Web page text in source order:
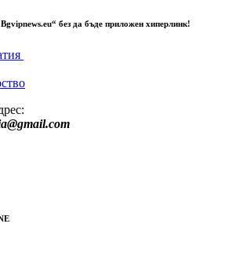
без да бъде приложен хиперлинк!